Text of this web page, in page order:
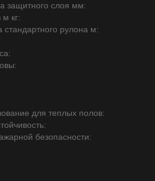
защитного слоя мм:
м кг:
стандартного рулона м:
для теплых полов:
безопасности: